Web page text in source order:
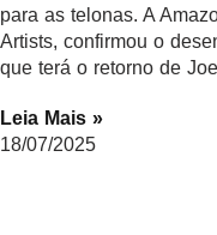
para as telonas. A
Artists, confirmou o
que terá o retorno de Joe
Leia Mais »
18/07/2025